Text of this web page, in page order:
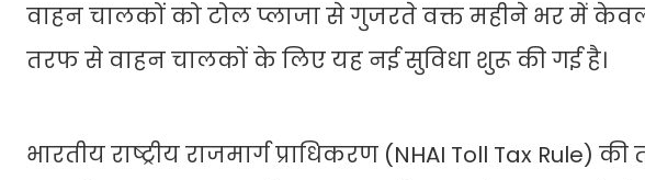
वाहन चालकों को टोल प्लाजा से गुजरते वक्त महीने भर में
तरफ से वाहन चालकों के लिए यह नई सुविधा शुरू की गई है।
भारतीय राष्ट्रीय राजमार्ग प्राधिकरण (NHAI Toll Tax